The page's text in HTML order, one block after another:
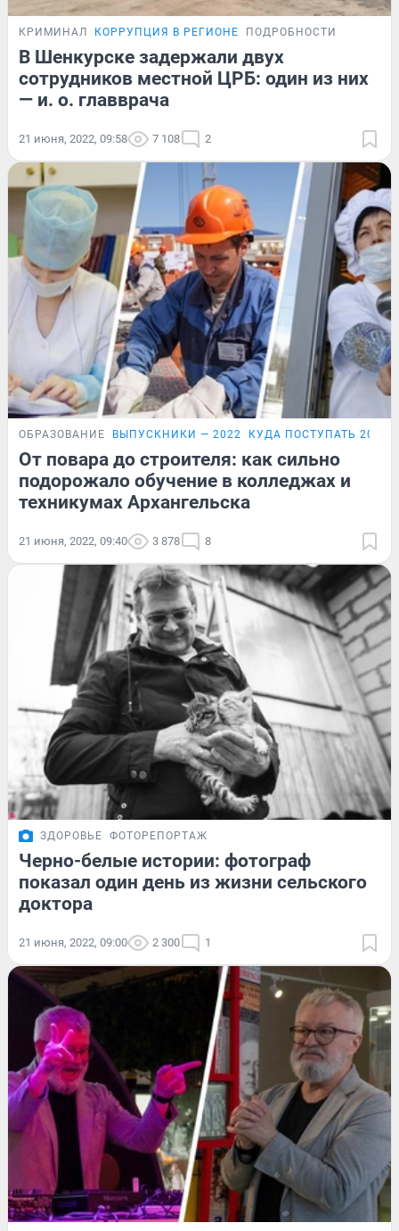
КРИМИНАЛ КОРРУПЦИЯ В РЕГИОНЕ ПОДРОБНОСТИ
В Шенкурске задержали двух
сотрудников местной ЦРБ: один из них
— и. о. главврача
21 июня, 2022, 09:58 7 108 2
ОБРАЗОВАНИЕ ВЫПУСКНИКИ — 2022 КУДА ПОСТУПАТЬ 2022
От повара до строителя: как сильно
подорожало обучение в колледжах и
техникумах Архангельска
21 июня, 2022, 09:40 3 878 8
ЗДОРОВЬЕ ФОТОРЕПОРТАЖ
Черно-белые истории: фотограф
показал один день из жизни сельского
доктора
21 июня, 2022, 09:00 2 300 1